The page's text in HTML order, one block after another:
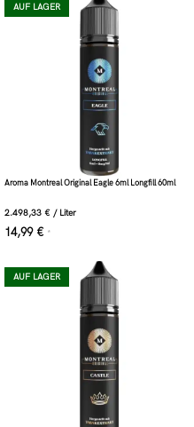
AUF LAGER
Aroma Montreal Original Eagle 6ml Longfill 60ml
2.498,33 € / Liter
14,99 € *
AUF LAGER